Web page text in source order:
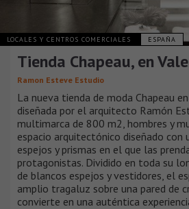
LOCALES Y CENTROS COMERCIALES ESPAÑA
Tienda Chapeau, en
Ramon Esteve Estudio
La nueva tienda de moda Chapeau
diseñada por el arquitecto Ramón
multimarca de 800 m2, hombres y
espacio arquitectónico diseñado con
espejos y prismas en el que las
protagonistas. Dividido en toda su
de blancos espejos y vestidores, el
amplio tragaluz sobre una pared de
convierte en una auténtica